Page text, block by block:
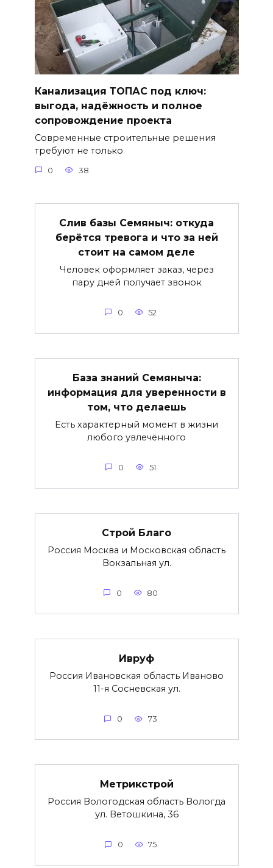
Канализация ТОПАС под ключ:
выгода, надёжность и полное
сопровождение проекта
Современные строительные решения
требуют не только
0 38
Слив базы Семяныч: откуда
берётся тревога и что за ней
стоит на самом деле
Человек оформляет заказ, через
пару дней получает звонок
0 52
База знаний Семяныча:
информация для уверенности в
том, что делаешь
Есть характерный момент в жизни
любого увлечённого
0 51
Строй Благо
Россия Москва и Московская область
Вокзальная ул.
0 80
Ивруф
Россия Ивановская область Иваново
11-я Сосневская ул.
0 73
Метрикстрой
Россия Вологодская область Вологда
ул. Ветошкина, 36
0 75